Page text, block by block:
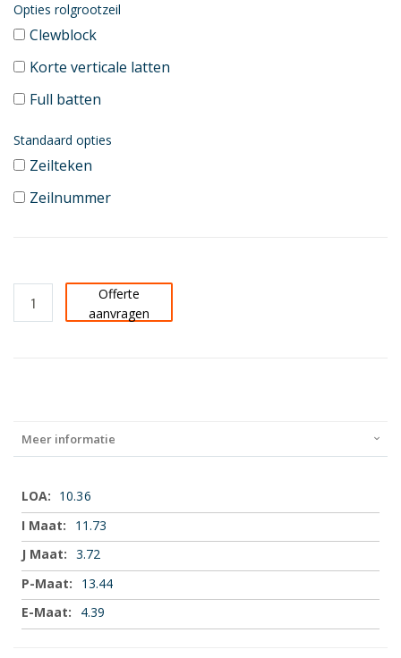
Opties rolgrootzeil
Clewblock
Korte verticale latten
Full batten
Standaard opties
Zeilteken
Zeilnummer
Offerte
aanvragen
Meer informatie
Meer
informatie
10.36
11.73
3.72
13.44
4.39